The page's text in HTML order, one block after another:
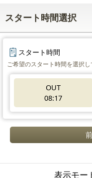
スタート時間選択
スタート時間
ご希望のスタート時間を選択し
OUT
08:17
表示モー